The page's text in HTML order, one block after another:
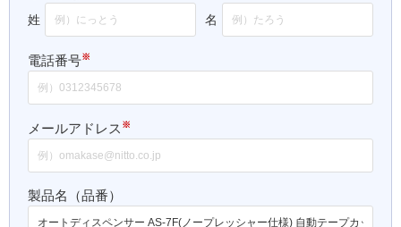
姓 名
電話番号※
メールアドレス ※
製品名（品番）